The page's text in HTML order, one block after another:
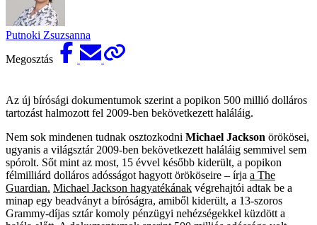
Putnoki Zsuzsanna
Megosztás
Az új bírósági dokumentumok szerint a popikon 500 millió dolláros
tartozást halmozott fel 2009-ben bekövetkezett haláláig.
Nem sok mindenen tudnak osztozkodni Michael Jackson örökösei,
ugyanis a világsztár 2009-ben bekövetkezett haláláig semmivel sem
spórolt. Sőt mint az most, 15 évvel később kiderült, a popikon
félmilliárd dolláros adósságot hagyott örököseire – írja a The
Guardian. Michael Jackson hagyatékának végrehajtói adtak be a
minap egy beadványt a bíróságra, amiből kiderült, a 13-szoros
Grammy-díjas sztár komoly pénzügyi nehézségekkel küzdött a